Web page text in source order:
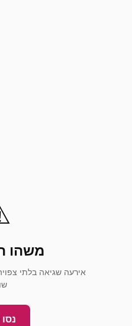
משהו
אירעה שגיאה בלתי